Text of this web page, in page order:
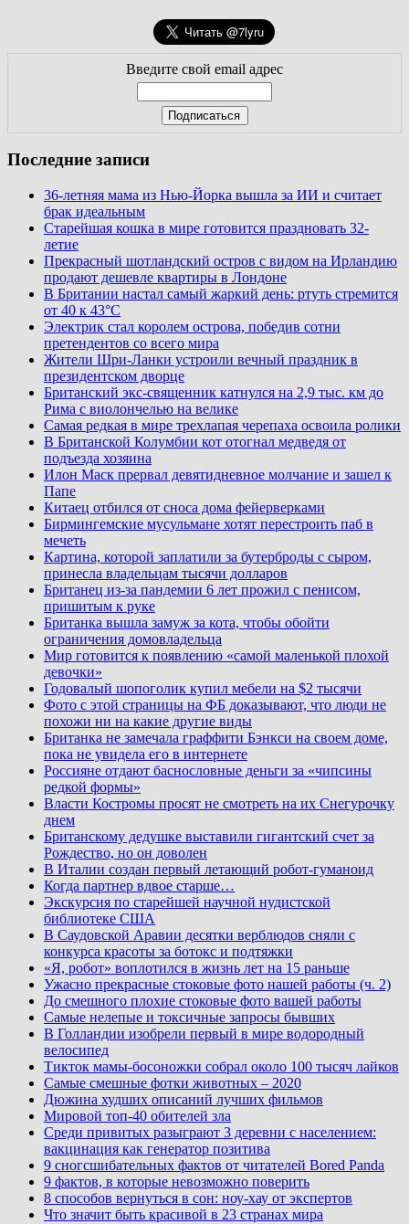
Введите свой email адрес
Последние записи
36-летняя мама из Нью-Йорка вышла за ИИ и считает
брак идеальным
Старейшая кошка в мире готовится праздновать 32-
летие
Прекрасный шотландский остров с видом на Ирландию
продают дешевле квартиры в Лондоне
В Британии настал самый жаркий день: ртуть стремится
от 40 к 43°C
Электрик стал королем острова, победив сотни
претендентов со всего мира
Жители Шри-Ланки устроили вечный праздник в
президентском дворце
Британский экс-священник катнулся на 2,9 тыс. км до
Рима с виолончелью на велике
Самая редкая в мире трехлапая черепаха освоила ролики
В Британской Колумбии кот отогнал медведя от
подъезда хозяина
Илон Маск прервал девятидневное молчание и зашел к
Папе
Китаец отбился от сноса дома фейерверками
Бирмингемские мусульмане хотят перестроить паб в
мечеть
Картина, которой заплатили за бутерброды с сыром,
принесла владельцам тысячи долларов
Британец из-за пандемии 6 лет прожил с пенисом,
пришитым к руке
Британка вышла замуж за кота, чтобы обойти
ограничения домовладельца
Мир готовится к появлению «самой маленькой плохой
девочки»
Годовалый шопоголик купил мебели на $2 тысячи
Фото с этой страницы на ФБ доказывают, что люди не
похожи ни на какие другие виды
Британка не замечала граффити Бэнкси на своем доме,
пока не увидела его в интернете
Россияне отдают баснословные деньги за «чипсины
редкой формы»
Власти Костромы просят не смотреть на их Снегурочку
днем
Британскому дедушке выставили гигантский счет за
Рождество, но он доволен
В Италии создан первый летающий робот-гуманоид
Когда партнер вдвое старше…
Экскурсия по старейшей научной нудистской
библиотеке США
В Саудовской Аравии десятки верблюдов сняли с
конкурса красоты за ботокс и подтяжки
«Я, робот» воплотился в жизнь лет на 15 раньше
Ужасно прекрасные стоковые фото нашей работы (ч. 2)
До смешного плохие стоковые фото вашей работы
Самые нелепые и токсичные запросы бывших
В Голландии изобрели первый в мире водородный
велосипед
Тикток мамы-босоножки собрал около 100 тысяч лайков
Самые смешные фотки животных – 2020
Дюжина худших описаний лучших фильмов
Мировой топ-40 обителей зла
Среди привитых разыграют 3 деревни с населением:
вакцинация как генератор позитива
9 сногсшибательных фактов от читателей Bored Panda
9 фактов, в которые невозможно поверить
8 способов вернуться в сон: ноу-хау от экспертов
Что значит быть красивой в 23 странах мира